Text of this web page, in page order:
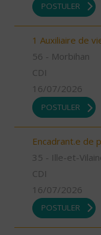
POSTULER
1 Auxiliaire de
56 - Morbihan
CDI
16/07/2026
POSTULER
Encadrant.e de
35 - Ille-et-
CDI
16/07/2026
POSTULER